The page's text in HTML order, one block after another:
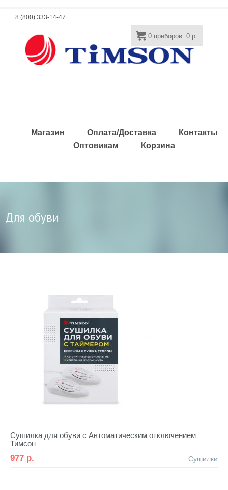
8 (800) 333-14-47
Магазин Оплата/Доставка
Контакты
Оптовикам
Корзина
Для обуви
Сушилка для обуви с Автоматическим отключением
Тимсон
Сушилки
977 р.
0 приборов: 0 р.